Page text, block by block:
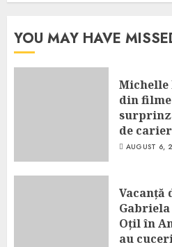
YOU MAY HAVE
Michelle
din
de
AUGUST 6,
Vacanță
Oțil în
au